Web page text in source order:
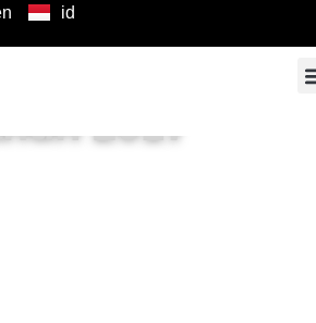
id
Jawab
2017